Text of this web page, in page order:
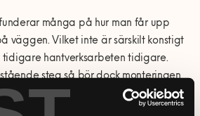
många på hur man får upp
väggen. Vilket inte är särskilt konstigt
tidigare hantverksarbeten tidigare.
steg så bör dock monteringen